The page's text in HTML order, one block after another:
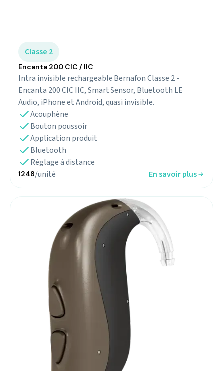
Classe 2
Encanta 200 CIC / IIC
Intra invisible rechargeable Bernafon Classe 2 -
Encanta 200 CIC IIC, Smart Sensor, Bluetooth LE
Audio, iPhone et Android, quasi invisible.
Acouphène
Bouton poussoir
Application produit
Bluetooth
Réglage à distance
1248/unité En savoir plus